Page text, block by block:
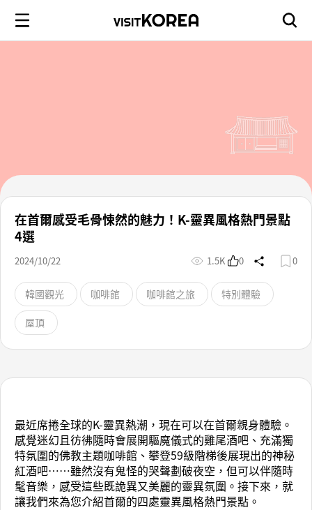
在首爾感受毛骨悚然的魅力！K-靈異風格熱門景點
4選
2024/10/22 1.5K 0 0
韓國觀光 咖啡館 咖啡館之旅 特別體驗
屋頂
最近席捲全球的K-靈異熱潮，現在可以在首爾親身體驗。
感覺迷幻且彷彿隨時會展開驅魔儀式的雞尾酒吧、充滿獨
特氛圍的佛教主題咖啡館、攀登59級階梯後展現出的神秘
紅酒吧……雖然沒有鬼怪的哭聲劃破夜空，但可以伴隨時
髦音樂，感受這些既詭異又美麗的靈異氛圍。接下來，就
讓我們來為您介紹首爾的四處靈異風格熱門景點。